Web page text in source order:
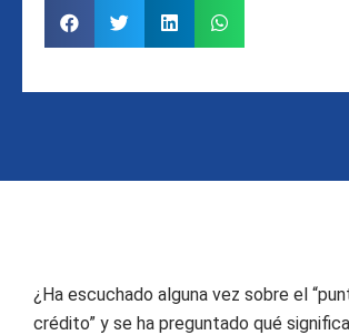
¿Ha escuchado alguna vez sobre el
crédito” y se ha preguntado qué